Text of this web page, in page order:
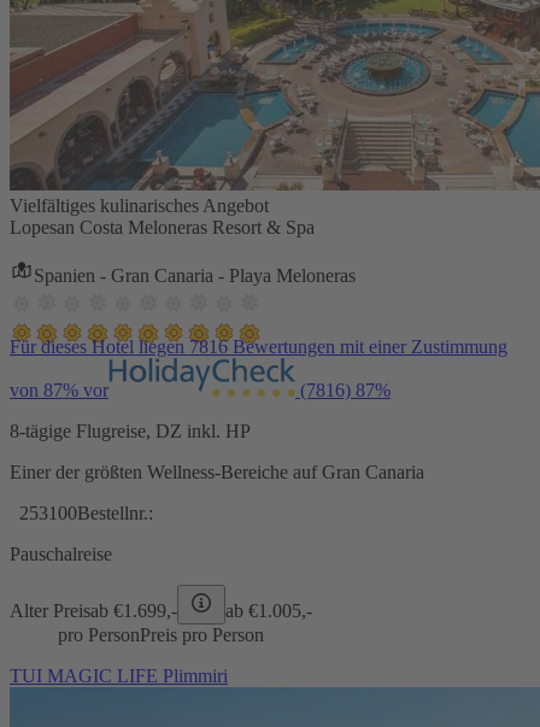
Vielfältiges kulinarisches Angebot
Lopesan Costa Meloneras Resort & Spa
Spanien - Gran Canaria - Playa Meloneras
Für dieses Hotel liegen 7816 Bewertungen mit einer Zustimmung
von 87% vor (7816) 87%
8-tägige Flugreise, DZ inkl. HP
Einer der größten Wellness-Bereiche auf Gran Canaria
253100Bestellnr.:
Pauschalreise
Alter Preisab €1.699,- ab €1.005,-
pro PersonPreis pro Person
TUI MAGIC LIFE Plimmiri